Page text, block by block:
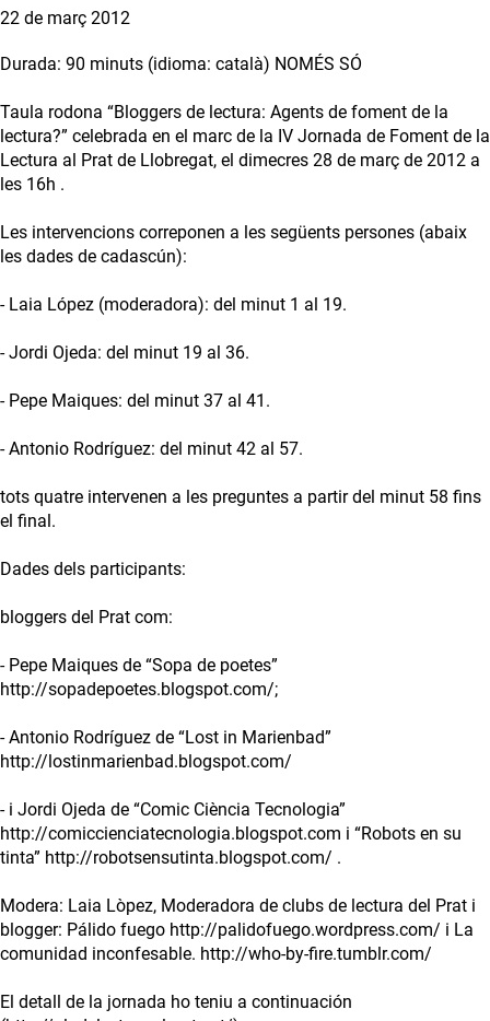
22 de març 2012
Durada: 90 minuts (idioma: català) NOMÉS SÓ
Taula rodona “Bloggers de lectura: Agents de foment de la
lectura?” celebrada en el marc de la IV Jornada de Foment de la
Lectura al Prat de Llobregat, el dimecres 28 de març de 2012 a
les 16h .
Les intervencions correponen a les següents persones (abaix
les dades de cadascún):
- Laia López (moderadora): del minut 1 al 19.
- Jordi Ojeda: del minut 19 al 36.
- Pepe Maiques: del minut 37 al 41.
- Antonio Rodríguez: del minut 42 al 57.
tots quatre intervenen a les preguntes a partir del minut 58 fins
el final.
Dades dels participants:
bloggers del Prat com:
- Pepe Maiques de “Sopa de poetes”
http://sopadepoetes.blogspot.com/;
- Antonio Rodríguez de “Lost in Marienbad”
http://lostinmarienbad.blogspot.com/
- i Jordi Ojeda de “Comic Ciència Tecnologia”
http://comiccienciatecnologia.blogspot.com i “Robots en su
tinta” http://robotsensutinta.blogspot.com/ .
Modera: Laia Lòpez, Moderadora de clubs de lectura del Prat i
blogger: Pálido fuego http://palidofuego.wordpress.com/ i La
comunidad inconfesable. http://who-by-fire.tumblr.com/
El detall de la jornada ho teniu a continuación